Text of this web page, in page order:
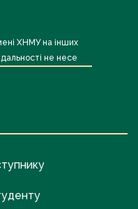
ХНМУ на інших
не несе